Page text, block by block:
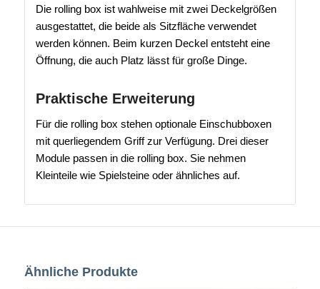
Die rolling box ist wahlweise mit zwei Deckelgrößen
ausgestattet, die beide als Sitzfläche verwendet
werden können. Beim kurzen Deckel entsteht eine
Öffnung, die auch Platz lässt für große Dinge.
Praktische Erweiterung
Für die rolling box stehen optionale Einschubboxen
mit querliegendem Griff zur Verfügung. Drei dieser
Module passen in die rolling box. Sie nehmen
Kleinteile wie Spielsteine oder ähnliches auf.
Ähnliche Produkte